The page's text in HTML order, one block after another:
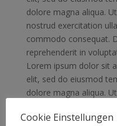
dolore magna aliqua.
nostrud exercitation
commodo consequat.
reprehenderit in
Lorem ipsum dolor sit
elit, sed do eiusmod
dolore magna aliqua.
commodo consequat.
Cookie Einstellungen